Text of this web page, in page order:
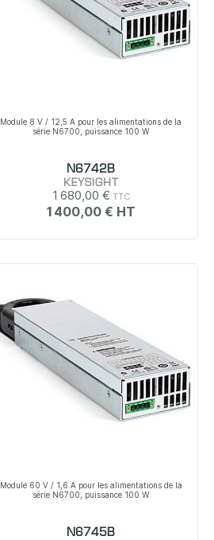
Module 8 V / 12,5 A pour les alimentations de la
série N6700, puissance 100 W
N6742B
KEYSIGHT
1 680,00 €
1 400,00 €
Module 60 V / 1,6 A pour les alimentations de la
série N6700, puissance 100 W
N6745B